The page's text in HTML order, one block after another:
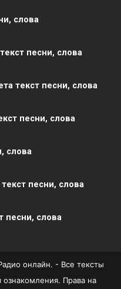
слова
песни, слова
текст песни, слова
песни, слова
слова
песни, слова
песни, слова
онлайн. - Все тексты
Права на